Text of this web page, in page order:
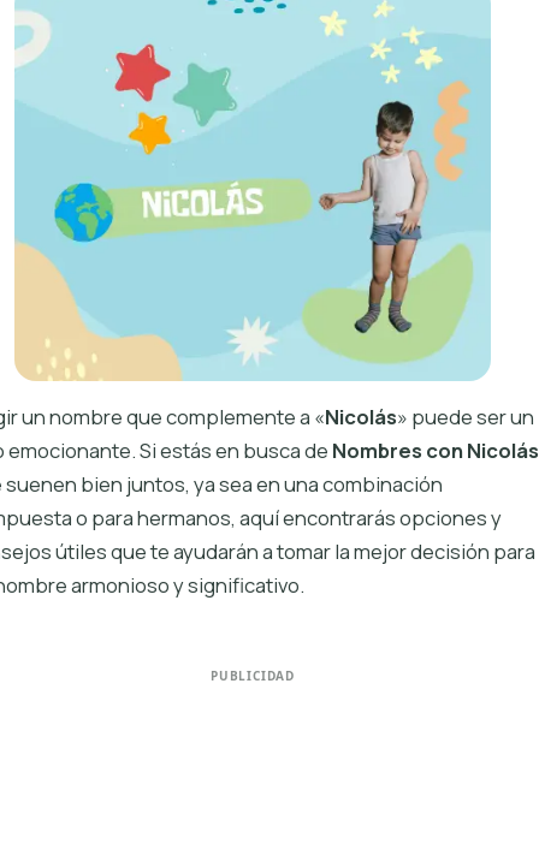
un nombre que complemente a «Nicolás» puede ser un
emocionante. Si estás en busca de Nombres con Nicolás
suenen bien juntos, ya sea en una combinación
o para hermanos, aquí encontrarás opciones y
útiles que te ayudarán a tomar la mejor decisión para
armonioso y significativo.
PUBLICIDAD